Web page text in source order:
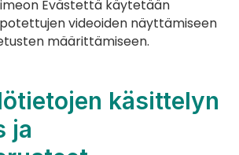
Evästettä käytetään
videoiden näyttämiseen
määrittämiseen.
käsittelyn
ja